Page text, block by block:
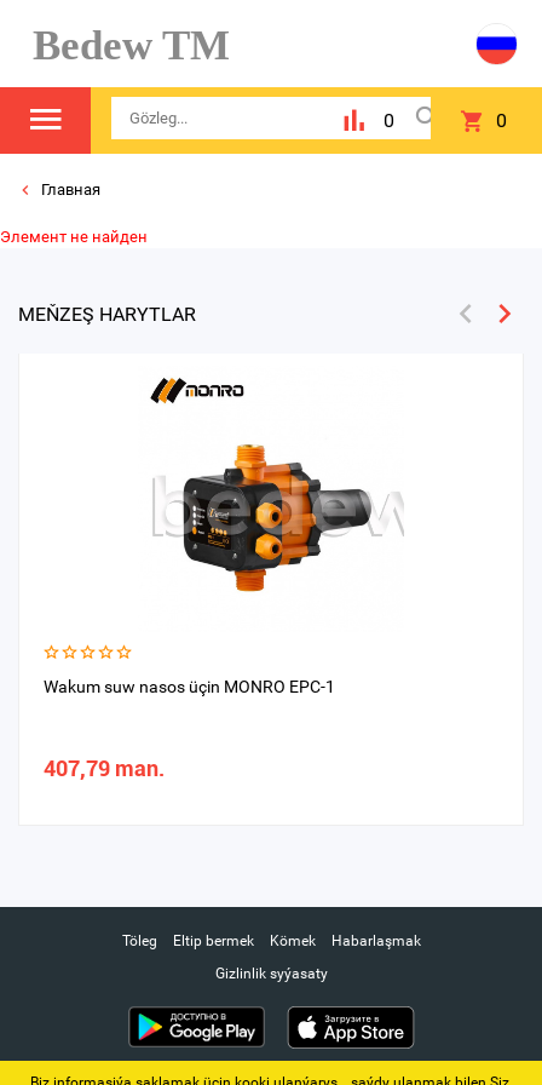
Bedew TM
0 0
Главная
Элемент не найден
MEŇZEŞ HARYTLAR
Wakum suw nasos üçin MONRO EPC-1
407,79 man.
Töleg Eltip bermek Kömek
Habarlaşmak
Gizlinlik syýasaty